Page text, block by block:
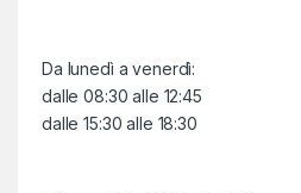
Da lunedì a venerdì:
dalle 08:30 alle 12:45
dalle 15:30 alle 18:30